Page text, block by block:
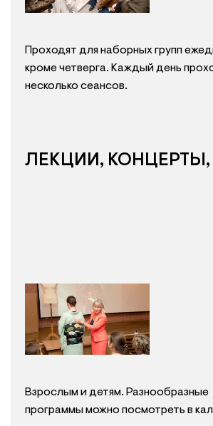
Проходят для наборных групп
кроме четверга. Каждый день
несколько сеансов.
ЛЕКЦИИ,
Взрослым и детям. Разнообразные
программы можно посмотреть в